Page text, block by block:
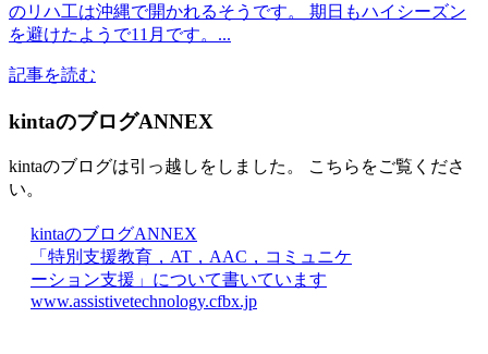
のリハ工は沖縄で開かれるそうです。 期日もハイシーズン
を避けたようで11月です。...
記事を読む
kintaのブログANNEX
kintaのブログは引っ越しをしました。 こちらをご覧くださ
い。
kintaのブログANNEX
「特別支援教育，AT，AAC，コミュニケ
ーション支援」について書いています
www.assistivetechnology.cfbx.jp